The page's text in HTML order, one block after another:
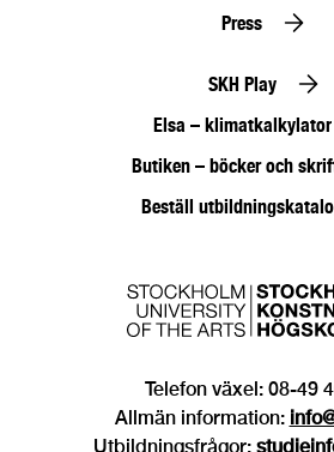
Press
SKH Play
Elsa – klimatkalkylator
Butiken – böcker och
Beställ
Telefon växel: 08-49
Allmän information:
Utbildningsfrågor: